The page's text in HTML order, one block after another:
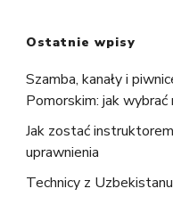
Ostatnie wpisy
Szamba, kanały i
Pomorskim: jak
Jak zostać
uprawnienia
Technicy z